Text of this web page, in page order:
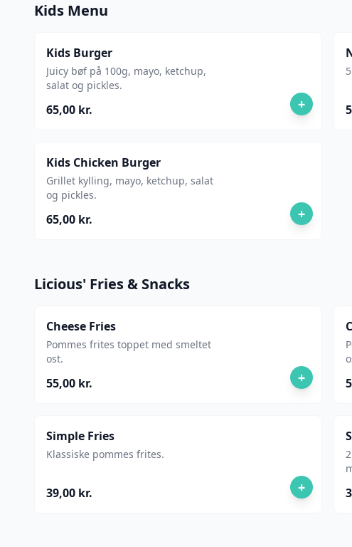
Kids Menu
Kids Burger
Juicy bøf på 100g, mayo, ketchup,
salat og pickles.
65,00 kr. +
Kids Chicken Burger
Grillet kylling, mayo, ketchup, salat
og pickles.
65,00 kr. +
Licious' Fries & Snacks
Cheese Fries
Pommes frites toppet med smeltet
ost.
55,00 kr. +
Simple Fries
Klassiske pommes frites.
39,00 kr. +